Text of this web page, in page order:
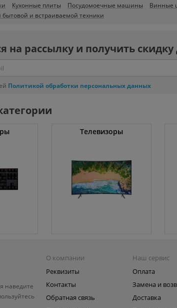
Кухонные плиты Посудомоечные машины Винные
бытовой и встраиваемой техники
на рассылку и получить скидку
Политикой обработки персональных данных
Телевизоры
наведите
О компании
Реквизиты
Контакты
Обратная связь
Наш сервис
Оплата
Замена и
Доставка